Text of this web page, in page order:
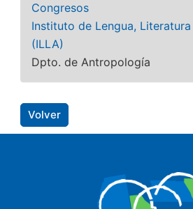
Congresos
Instituto de Lengua,
(ILLA)
Dpto. de Antropología
Volver